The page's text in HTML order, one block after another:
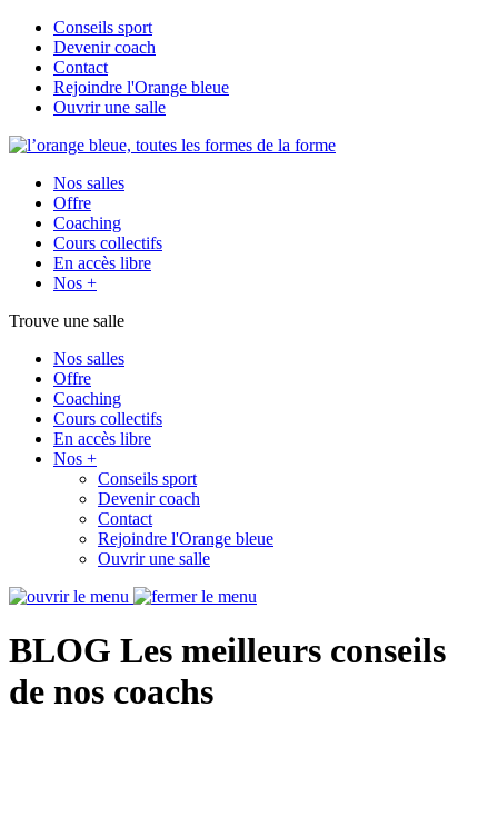
Conseils sport
Devenir coach
Contact
Rejoindre l'Orange bleue
Ouvrir une salle
Nos salles
Offre
Coaching
Cours collectifs
En accès libre
Nos +
Trouve une salle
Nos salles
Offre
Coaching
Cours collectifs
En accès libre
Nos +
Conseils sport
Devenir coach
Contact
Rejoindre l'Orange bleue
Ouvrir une salle
BLOG Les meilleurs conseils
de nos coachs